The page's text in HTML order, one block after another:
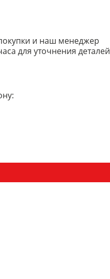
и наш менеджер
для уточнения деталей